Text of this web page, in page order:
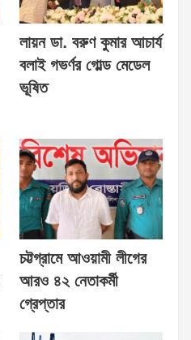
লায়ন ডা. বরুণ কুমার আচার্য
বলাই গভর্ণর গোল্ড মেডেল
ভূষিত
চট্টগ্রামে আওয়ামী লীগের
আরও ৪২ নেতাকর্মী
গ্রেপ্তার